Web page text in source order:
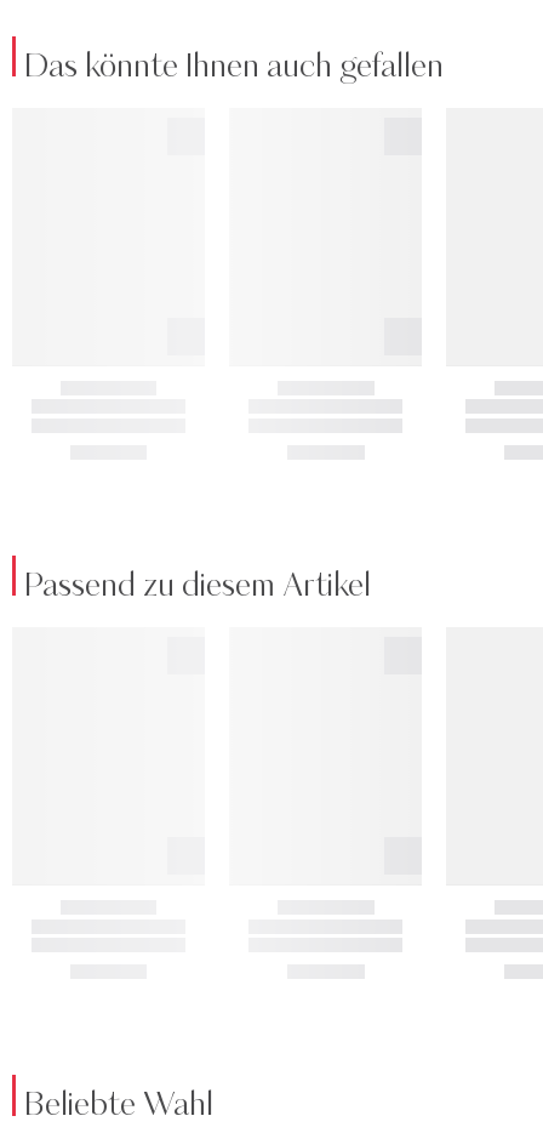
Das könnte Ihnen auch gefallen
Passend zu diesem Artikel
Beliebte Wahl